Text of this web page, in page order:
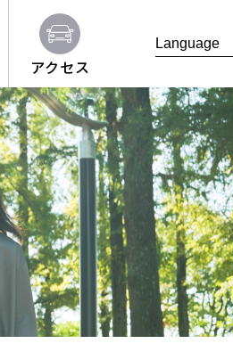
アクセス